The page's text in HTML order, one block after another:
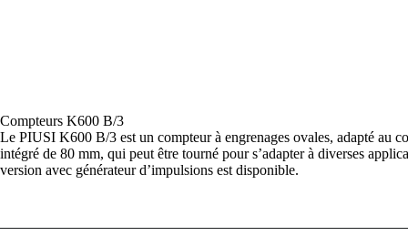
Compteurs K600 B/3
Le PIUSI K600 B/3 est un compteur à engrenages ovales, adapté au
intégré de 80 mm, qui peut être tourné pour s’adapter à diverses
version avec générateur d’impulsions est disponible.